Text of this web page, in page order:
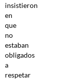
insistieron
en
que
no
estaban
obligados
a
respetar